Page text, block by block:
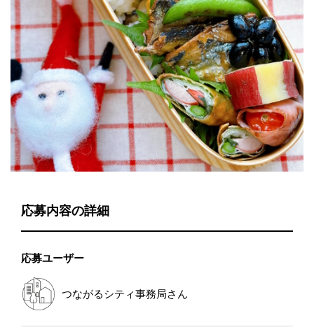
応募内容の詳細
応募ユーザー
つながるシティ事務局さん